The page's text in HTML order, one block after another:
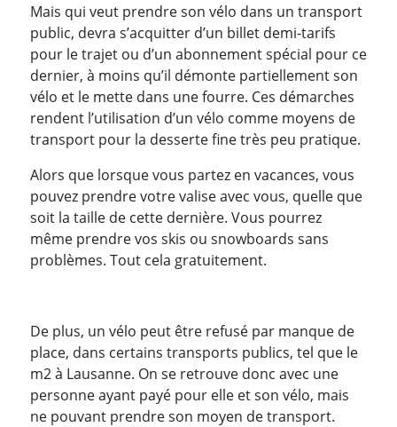
Mais qui veut prendre son vélo dans un transport
public, devra s’acquitter d’un billet demi-tarifs
pour le trajet ou d’un abonnement spécial pour ce
dernier, à moins qu’il démonte partiellement son
vélo et le mette dans une fourre. Ces démarches
rendent l’utilisation d’un vélo comme moyens de
transport pour la desserte fine très peu pratique.
Alors que lorsque vous partez en vacances, vous
pouvez prendre votre valise avec vous, quelle que
soit la taille de cette dernière. Vous pourrez
même prendre vos skis ou snowboards sans
problèmes. Tout cela gratuitement.
De plus, un vélo peut être refusé par manque de
place, dans certains transports publics, tel que le
m2 à Lausanne. On se retrouve donc avec une
personne ayant payé pour elle et son vélo, mais
ne pouvant prendre son moyen de transport.